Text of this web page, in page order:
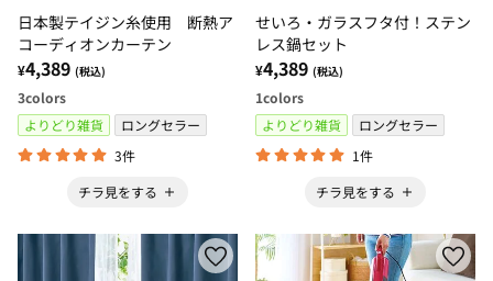
日本製テイジン糸使用 断熱ア
コーディオンカーテン
¥4,389 (税込)
3colors
よりどり雑貨
ロングセラー
3件
チラ見をする
せいろ・ガラスフタ付！ステン
レス鍋セット
¥4,389 (税込)
1colors
よりどり雑貨
ロングセラー
1件
チラ見をする